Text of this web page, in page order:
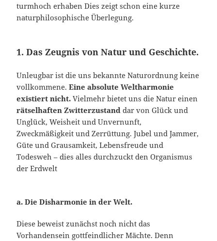
turmhoch erhaben Dies zeigt schon eine kurze
naturphilosophische Überlegung.
1. Das Zeugnis von Natur und Geschichte.
Unleugbar ist die uns bekannte Naturordnung keine
vollkommene.Eine absolute Welthar­monie
existiert nicht. Vielmehr bietet uns die Natur einen
rätselhaften Zwitterzustand dar von Glück und
Unglück, Weisheit und Unvernunft,
Zweckmäßigkeit und Zerrüttung. Jubel und Jammer,
Güte und Grausamkeit, Lebensfreude und
Todesweh – dies alles durchzuckt den Organismus
der Erdwelt
a. Die Disharmonie in der Welt.
Diese beweist zunächst noch nicht das
Vorhandensein gottfeindlicher Mächte. Denn